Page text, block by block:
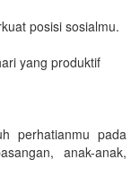
posisi sosialmu.
yang produktif
perhatianmu pada
anak-anak,